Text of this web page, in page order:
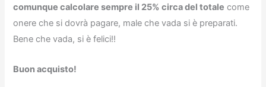
comunque calcolare sempre il 25% circa del totale come
onere che si dovrà pagare, male che vada si è preparati.
Bene che vada, si è felici!!
Buon acquisto!